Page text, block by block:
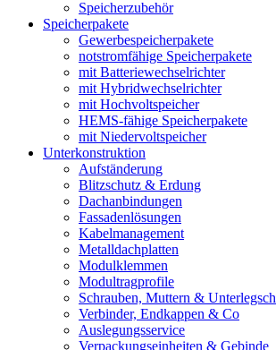
Speicherzubehör
Speicherpakete
Gewerbespeicherpakete
notstromfähige Speicherpakete
mit Batteriewechselrichter
mit Hybridwechselrichter
mit Hochvoltspeicher
HEMS-fähige Speicherpakete
mit Niedervoltspeicher
Unterkonstruktion
Aufständerung
Blitzschutz & Erdung
Dachanbindungen
Fassadenlösungen
Kabelmanagement
Metalldachplatten
Modulklemmen
Modultragprofile
Schrauben, Muttern &
Verbinder, Endkappen & Co
Auslegungsservice
Verpackungseinheiten & Gebinde